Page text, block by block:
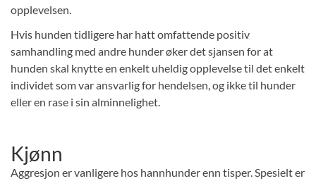
opplevelsen.
Hvis hunden tidligere har hatt omfattende positiv
samhandling med andre hunder øker det sjansen for at
hunden skal knytte en enkelt uheldig opplevelse til det enkelt
individet som var ansvarlig for hendelsen, og ikke til hunder
eller en rase i sin alminnelighet.
Kjønn
Aggresjon er vanligere hos hannhunder enn tisper. Spesielt er